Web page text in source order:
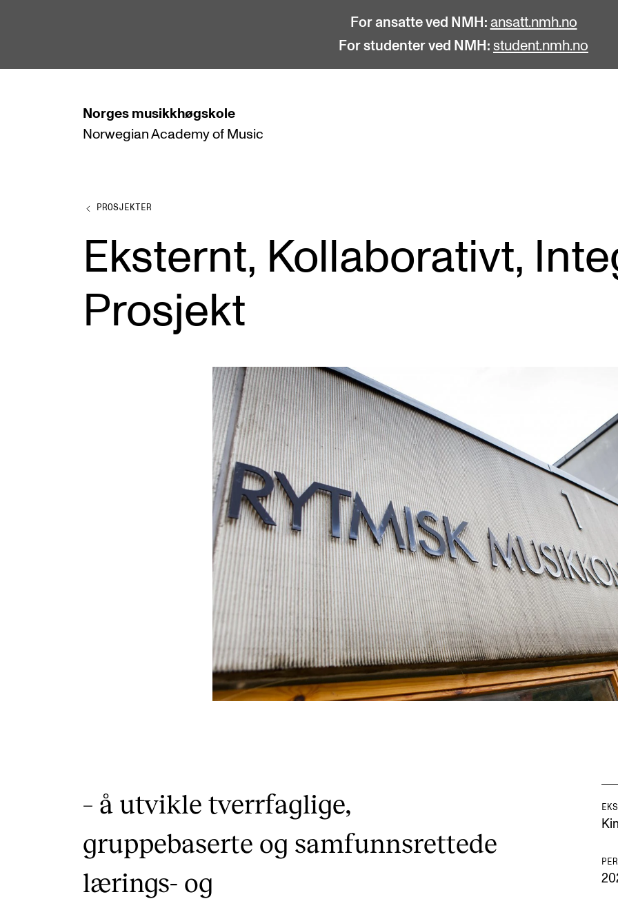
For ansatte ved NMH: ansatt.nmh.no
For studenter ved NMH: student.nmh.no
Norges musikkhøgskole
Norwegian Academy of Music
STUDIER
Bachelor
Doktorgrad
Etterutdanning og kurs
Salane våre
AKTUELT
Arrangementer og konserter
Nyheter og historier
Ledige stillinger
PROSJEKTER
Eksternt, Kollaborativt,
Prosjekt
– å utvikle tverrfaglige,
gruppebaserte og samfunnsrettede
lærings- og